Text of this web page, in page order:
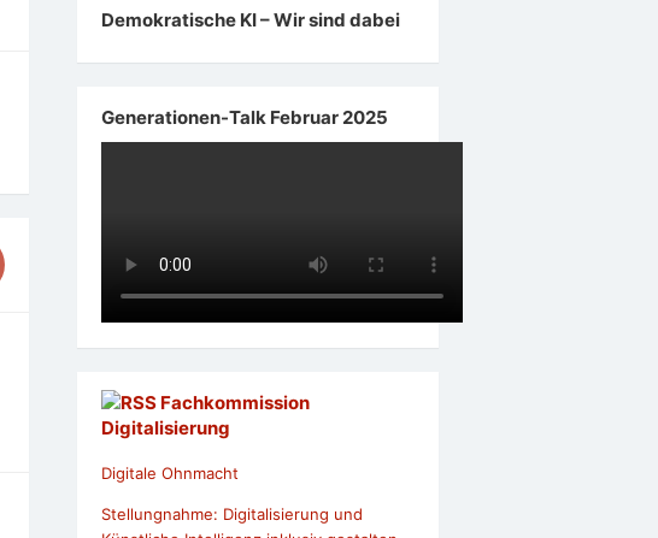
Demokratische KI – Wir sind dabei
Generationen-Talk Februar 2025
Fachkommission
Digitalisierung
Digitale Ohnmacht
Stellungnahme: Digitalisierung und